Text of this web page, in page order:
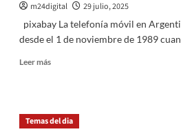
pacífico
m24digital
29 julio, 2025
pixabay La telefonía móvil en
desde el 1 de noviembre de 1989
Leer másLeer
móvil
en
Temas del dia